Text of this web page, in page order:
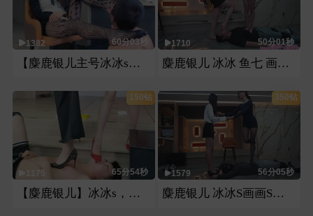
1382 60分03秒
【麋鹿银儿主号冰冰s】女巨人冰冰s重折磨160瘦矬狗一耳光一跟头小嘴大脚深喉
1710 50分01秒
麋鹿银儿 冰冰 鱼七 画画 三S 原味臭脚深喉
150钻
1175 65分54秒
【麋鹿银儿】冰冰s，一一s，双主圣水舔脚同时重度高跟踩踏
350钻
1579 56分05秒
麋鹿银儿 冰冰S画画S双主烟烫 两个公认的最臭脚又最美的女人